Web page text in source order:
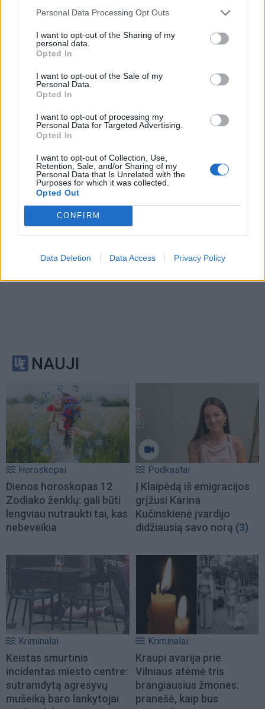
Personal Data Processing Opt Outs
I want to opt-out of the Sharing of my
personal data.
Opted In
I want to opt-out of the Sale of my
Personal Data.
Opted In
I want to opt-out of processing my
Personal Data for Targeted Advertising.
Opted In
I want to opt-out of Collection, Use,
Retention, Sale, and/or Sharing of my
Personal Data that Is Unrelated with the
Purposes for which it was collected.
Opted Out
CONFIRM
Data Deletion Data Access Privacy Policy
Klaipėda
Paaiškėjo, kas už 6 mln.
eurų tvarkys Atgimimo
(6)
nepastebėtas: Klaipėdoje
įkliuvo motociklų ir
(2)
NAUJI
Horoskopai
Dienos horoskopas 12
Zodiako ženklų: gali būti
lengviau nutraukti tai, kas
nebeveikia
Podkastai
Į Klaipėdą iš emigracijos
grįžusi Karina
Kučinskienė įvardijo
didžiausią savo norą (3)
Kriminalai
Keistas smurtinis
incidentas miesto centre:
sutramdytą agresyvų
mušeiką baro lankytojai
Kriminalai
Kraupi avarija prie
Vilniaus atėmė tris
brangiausius žmones:
pranešė, kaip bus